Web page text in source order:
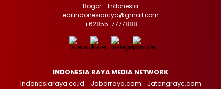
Bogor - Indonesia
editindonesiaraya@gmail.com
+62855-7777888
INDONESIA RAYA MEDIA NETWORK
Indonesiaraya.co.id
Jabarraya.com
Jatengraya.com